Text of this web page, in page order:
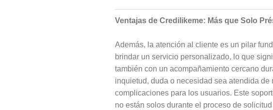
Ventajas de Credilikeme: Más que Solo
Además, la atención al cliente es un pilar
brindar un servicio personalizado, lo que
también con un acompañamiento cercano
inquietud, duda o necesidad sea atendida
complicaciones para los usuarios. Este
no están solos durante el proceso de